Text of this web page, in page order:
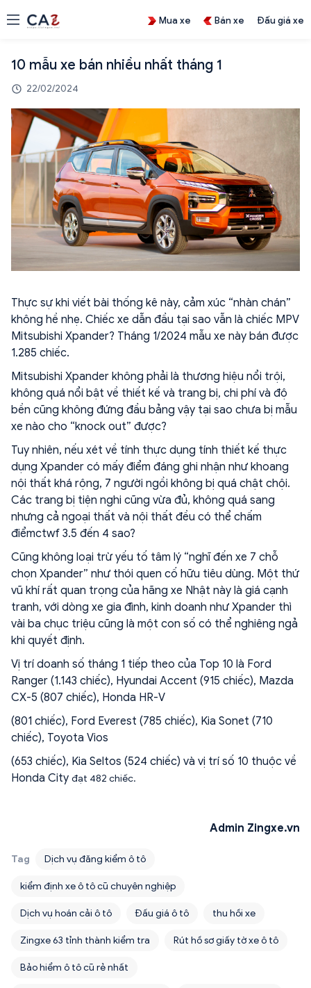
Mua xe Bán xe Đấu giá xe
10 mẫu xe bán nhiều nhất tháng 1
22/02/2024
Thực sự khi viết bài thống kê này, cảm xúc “nhàn chán”
không hề nhẹ. Chiếc xe dẫn đầu tại sao vẫn là chiếc MPV
Mitsubishi Xpander? Tháng 1/2024 mẫu xe này bán được
1.285 chiếc.
Mitsubishi Xpander không phải là thương hiệu nổi trội,
không quá nổi bật về thiết kế và trang bị, chi phí và độ
bền cũng không đứng đầu bảng vậy tại sao chưa bị mẫu
xe nào cho “knock out” được?
Tuy nhiên, nếu xét về tính thực dụng tính thiết kế thực
dụng Xpander có mấy điểm đáng ghi nhận như khoang
nội thất khá rộng, 7 người ngồi không bị quá chật chội.
Các trang bị tiện nghi cũng vừa đủ, không quá sang
nhưng cả ngoại thất và nội thất đều có thể chấm
điểmctwf 3.5 đến 4 sao?
Cũng không loại trừ yếu tố tâm lý “nghĩ đến xe 7 chỗ
chọn Xpander” như thói quen cố hữu tiêu dùng. Một thứ
vũ khí rất quan trọng của hãng xe Nhật này là giá cạnh
tranh, với dòng xe gia đình, kinh doanh như Xpander thì
vài ba chục triệu cũng là một con số có thể nghiêng ngả
khi quyết định.
Vị trí doanh số tháng 1 tiếp theo của Top 10 là Ford
Ranger (1.143 chiếc), Hyundai Accent (915 chiếc), Mazda
CX-5 (807 chiếc), Honda HR-V
(801 chiếc), Ford Everest (785 chiếc), Kia Sonet (710
chiếc), Toyota Vios
(653 chiếc), Kia Seltos (524 chiếc) và vị trí số 10 thuộc về
Honda City đạt 482 chiếc.
Admin Zingxe.vn
Tag Dịch vụ đăng kiểm ô tô
kiểm định xe ô tô cũ chuyên nghiệp
Dịch vụ hoán cải ô tô Đấu giá ô tô thu hồi xe
Zingxe 63 tỉnh thành kiểm tra Rút hồ sơ giấy tờ xe ô tô
Bảo hiểm ô tô cũ rẻ nhất